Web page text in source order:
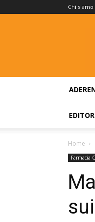
Chi siamo
Home
Farmacia